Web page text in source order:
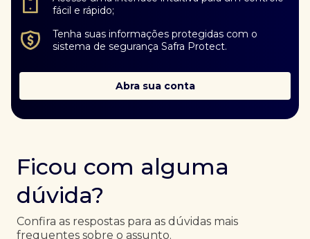
fácil e rápido;
Tenha suas informações protegidas com o
sistema de segurança Safra Protect.
Abra sua conta
Ficou com alguma
dúvida?
Confira as respostas para as dúvidas mais
frequentes sobre o assunto.